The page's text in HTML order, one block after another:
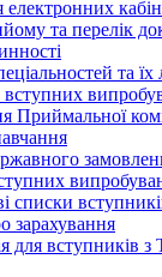
електронних
та перелік
та їх
Приймальної
списки
зарахування
для вступників